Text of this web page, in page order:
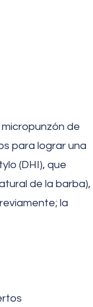
de
para lograr una
(DHI), que
de la barba),
la